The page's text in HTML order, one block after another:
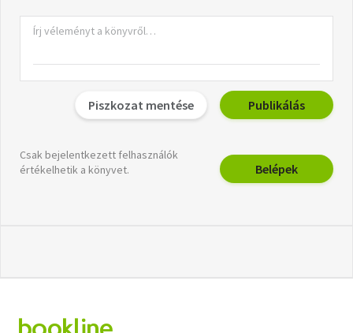
Piszkozat mentése Publikálás
Csak bejelentkezett felhasználók
értékelhetik a könyvet.
Belépek